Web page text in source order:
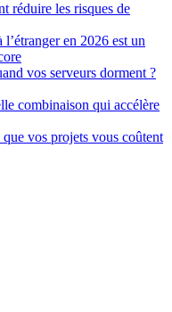
réduire les risques de
en 2026 est un
vos serveurs dorment ?
combinaison qui accélère
vos projets vous coûtent